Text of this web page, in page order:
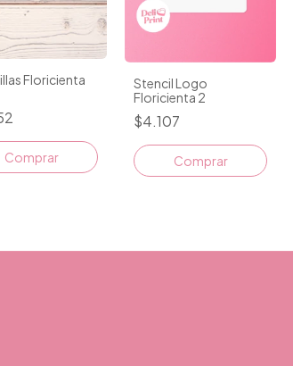
Floricienta
Comprar
Stencil Logo
Floricienta 2
$4.107
Comprar